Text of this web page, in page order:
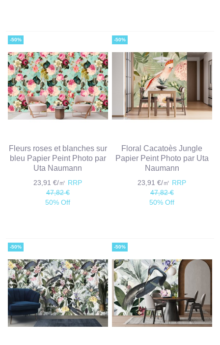
-50%
Fleurs roses et blanches sur
bleu Papier Peint Photo par
Uta Naumann
23,91 €/㎡ RRP
47,82 €
50% Off
-50%
Floral Cacatoès Jungle
Papier Peint Photo par Uta
Naumann
23,91 €/㎡ RRP
47,82 €
50% Off
-50% -50%